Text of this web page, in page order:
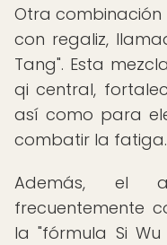
Otra
con regaliz,
Tang". Esta
qi central,
así como para
combatir la fatiga.
Además, el
frecuentemente
la "fórmula Si